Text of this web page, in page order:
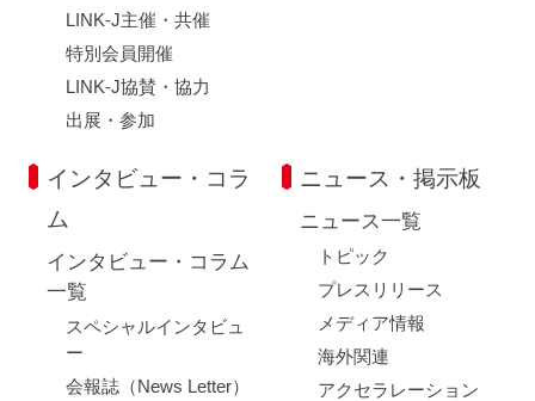
LINK-J主催・共催
特別会員開催
LINK-J協賛・協力
出展・参加
インタビュー・コラ
ム
インタビュー・コラム
一覧
スペシャルインタビュ
ー
会報誌（News Letter）
ニュース・掲示板
ニュース一覧
トピック
プレスリリース
メディア情報
海外関連
アクセラレーション